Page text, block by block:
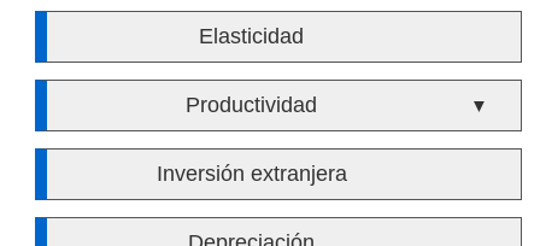
Elasticidad
Productividad ▼
Inversión extranjera